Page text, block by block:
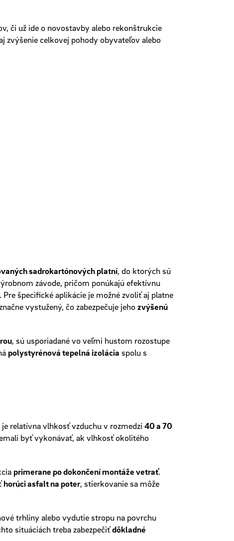
či už ide o novostavby alebo rekonštrukcie
zvýšenie celkovej pohody obyvateľov alebo
sadrokartónových platní, do ktorých sú
závode, pričom ponúkajú efektívnu
. Pre špecifické aplikácie je možné zvoliť aj platne
vystužený, čo zabezpečuje jehozvýšenú
, sú usporiadané vo veľmi hustom rozostupe
polystyrénová tepelná izolácia spolu s
je relatívna vlhkosť vzduchu v rozmedzí40 a 70
byť vykonávať, ak vlhkosť okolitého
primerane po dokončení montáže vetrať.
horúci asfalt na poter, stierkovanie sa môže
trhliny alebo vydutie stropu na povrchu
situáciách treba zabezpečiťdôkladné